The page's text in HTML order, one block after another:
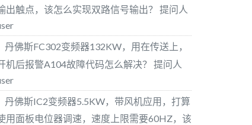
出触点，该怎么实现双路信号输出？ 提问人
丹佛斯FC302变频器132KW，用在传送上，
机后报警A104故障代码怎么解决？ 提问人
丹佛斯IC2变频器5.5KW，带风机应用，打算
用面板电位器调速，速度上限需要60HZ，该